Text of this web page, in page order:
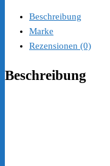
Beschreibung
Marke
Rezensionen (0)
Beschreibung